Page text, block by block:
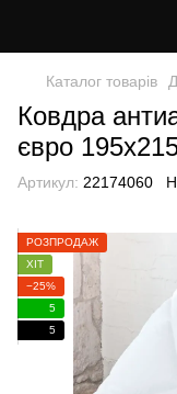
Каталог товарів
Ковдра
євро
Артикул: 22174060
РОЗПРОДАЖ
ХІТ
−25%
5
5